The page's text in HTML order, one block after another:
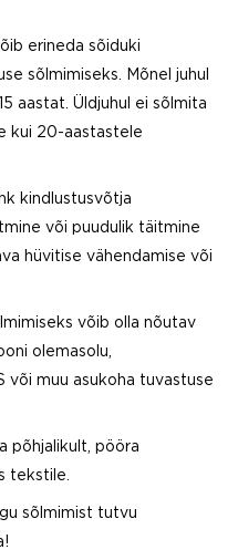
erineda sõiduki
sõlmimiseks. Mõnel juhul
aastat. Üldjuhul ei sõlmita
kui 20-aastastele
kindlustusvõtja
või puudulik täitmine
hüvitise vähendamise või
võib olla nõutav
olemasolu,
või muu asukoha tuvastuse
põhjalikult, pööra
tekstile.
sõlmimist tutvu